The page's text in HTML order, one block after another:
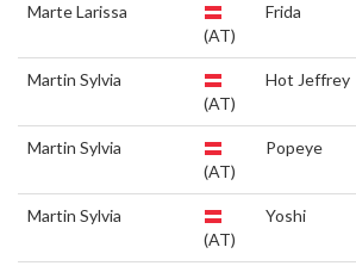
Marte Larissa
(AT)
Frida
Martin Sylvia
(AT)
Hot Jeffrey
Martin Sylvia
(AT)
Popeye
Martin Sylvia
(AT)
Yoshi